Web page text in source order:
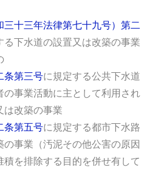
三十三年法律第七十九号）第二
る下水道の設置又は改築の事業
条第三号に規定する公共下水道
の事業活動に主として利用され
は改築の事業
条第五号に規定する都市下水路
の事業（汚泥その他公害の原因
積を排除する目的を併せ有して